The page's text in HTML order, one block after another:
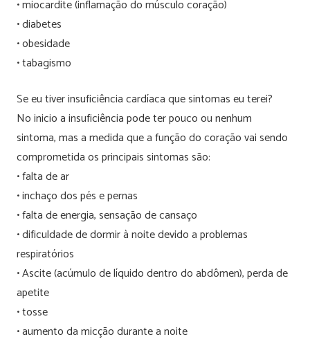
• miocardite (inflamação do músculo coração)
• diabetes
• obesidade
• tabagismo
Se eu tiver insuficiência cardíaca que sintomas eu terei?
No inicio a insuficiência pode ter pouco ou nenhum
sintoma, mas a medida que a função do coração vai sendo
comprometida os principais sintomas são:
• falta de ar
• inchaço dos pés e pernas
• falta de energia, sensação de cansaço
• dificuldade de dormir à noite devido a problemas
respiratórios
• Ascite (acúmulo de líquido dentro do abdômen), perda de
apetite
• tosse
• aumento da micção durante a noite